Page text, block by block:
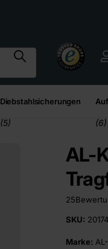
Diebstahlsicherungen
(5) (6)
AL-
25
SKU:
Marke: